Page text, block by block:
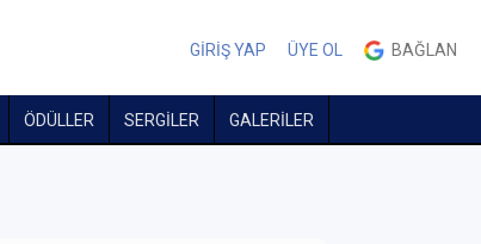
GİRİŞ YAP ÜYE OL BAĞLAN
ÖDÜLLER SERGİLER GALERİLER